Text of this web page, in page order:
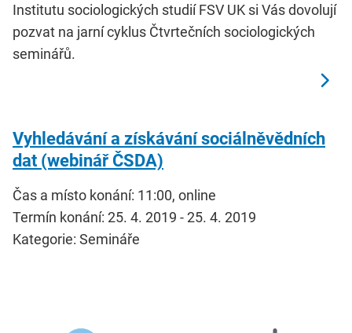
Institutu sociologických studií FSV UK si Vás dovolují
pozvat na jarní cyklus Čtvrtečních sociologických
seminářů.
Vyhledávání a získávání sociálněvědních
dat (webinář ČSDA)
Čas a místo konání: 11:00, online
Termín konání: 25. 4. 2019 - 25. 4. 2019
Kategorie: Semináře